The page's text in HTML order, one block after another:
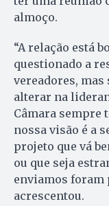
almoço.
“A relação está
questionado a
vereadores,
alterar na
Câmara sempre
nossa visão é a
projeto que vá
ou que seja
enviamos foram
acrescentou.